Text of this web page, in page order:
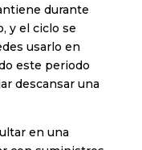
durante
y el ciclo se
usarlo en
este periodo
descansar una
en una